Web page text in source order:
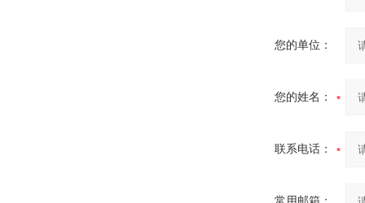
您的单位：
您的姓名：
联系电话：